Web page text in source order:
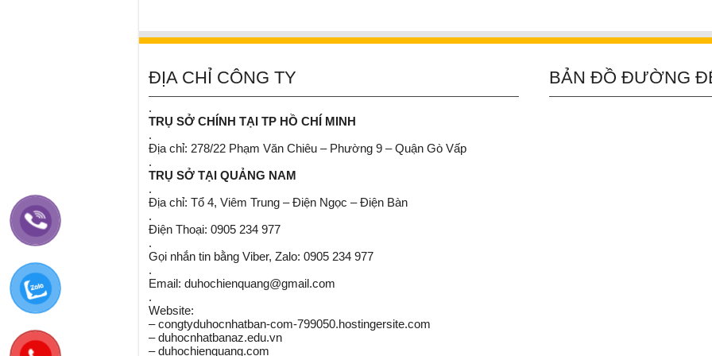
ĐỊA CHỈ CÔNG TY
.
TRỤ SỞ CHÍNH TẠI TP HỒ CHÍ MINH
.
Địa chỉ: 278/22 Phạm Văn Chiêu – Phường 9 – Quận Gò Vấp
.
TRỤ SỞ TẠI QUẢNG NAM
.
Địa chỉ: Tổ 4, Viêm Trung – Điện Ngọc – Điện Bàn
.
Điện Thoại: 0905 234 977
.
Gọi nhắn tin bằng Viber, Zalo: 0905 234 977
.
Email: duhochienquang@gmail.com
.
Website:
– congtyduhocnhatban-com-799050.hostingersite.com
– duhocnhatbanaz.edu.vn
– duhochienquang.com
BẢN ĐỒ ĐƯỜNG